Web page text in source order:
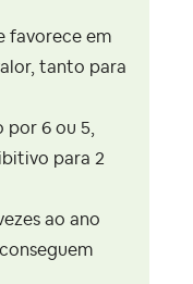
favorece em
tanto para
por 6 ou 5,
para 2
ao ano